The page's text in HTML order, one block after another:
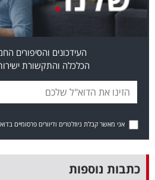
אחרינו:
העידכונים והסיפורים
הכלכלה והתקשורת
אני מאשר קבלת ניוזלטרים ודיוורים פרסומיים
כתבות נוספות